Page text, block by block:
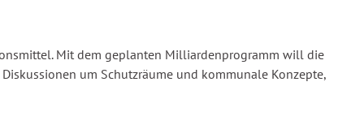
Mit dem geplanten Milliardenprogramm will die
um Schutzräume und kommunale Konzepte,